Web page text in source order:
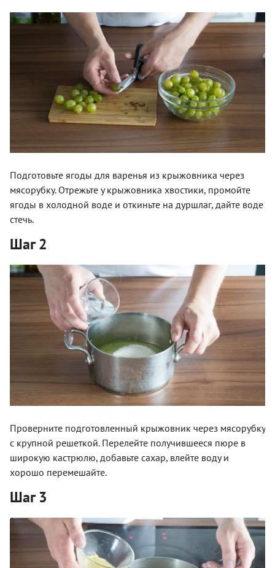
Подготовьте ягоды для варенья из крыжовника через
мясорубку. Отрежьте у крыжовника хвостики, промойте
ягоды в холодной воде и откиньте на дуршлаг, дайте воде
стечь.
Шаг 2
Проверните подготовленный крыжовник через мясорубку
с крупной решеткой. Перелейте получившееся пюре в
широкую кастрюлю, добавьте сахар, влейте воду и
хорошо перемешайте.
Шаг 3